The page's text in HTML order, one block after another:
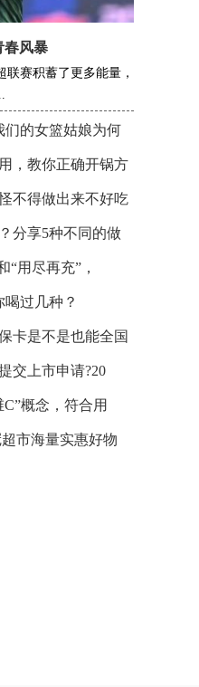
春风暴
联赛积蓄了更多能量，
们的女篮姑娘为何
，教你正确开锅方
不得做出来不好吃
分享5种不同的做
“用尽再充”，
过几种？
卡是不是也能全国
交上市申请?20
概念，符合用
市海量实惠好物